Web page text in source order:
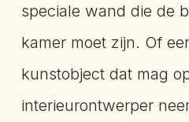
speciale wand die de
kamer moet zijn. Of
kunstobject dat mag
interieurontwerper